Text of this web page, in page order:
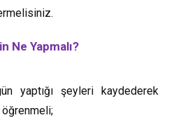
Ne Yapmalı?
yaptığı şeyleri kaydederek